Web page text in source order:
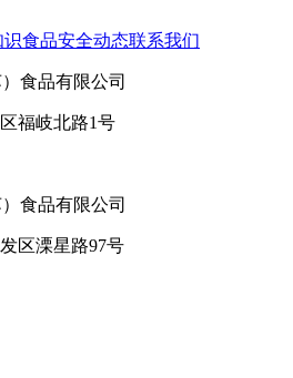
识食品安全动态联系我们
食品有限公司
福岐北路1号
食品有限公司
区溧星路97号